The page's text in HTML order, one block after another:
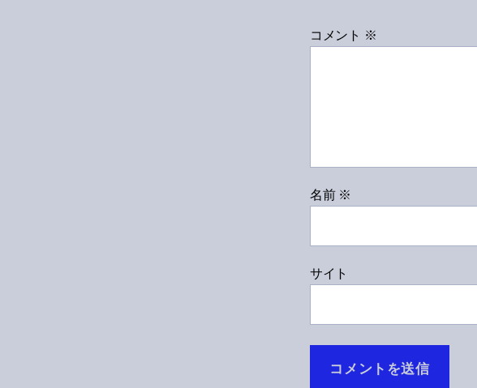
コメント ※
名前 ※
サイト